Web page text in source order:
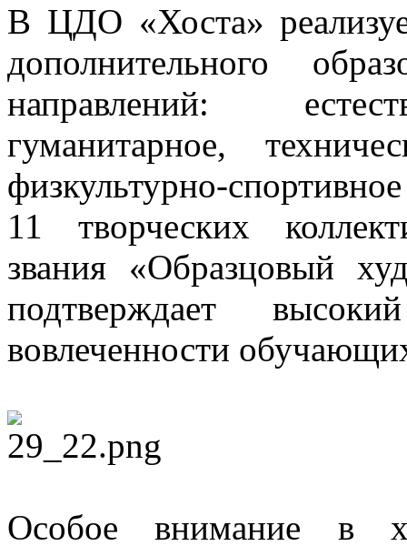
В ЦДО «Хоста»
дополнительного
направлений:
гуманитарное,
физкультурно-
11 творческих
звания «Образцовый
подтверждает
вовлеченности
Особое внимание в